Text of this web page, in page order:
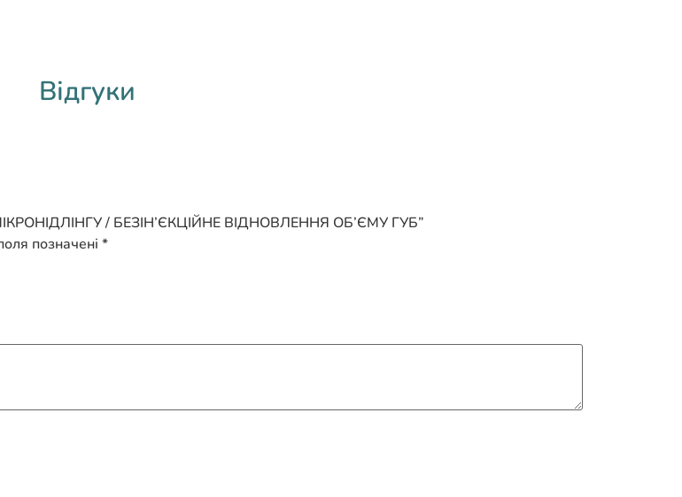
Відгуки
/ БЕЗІН’ЄКЦІЙНЕ ВІДНОВЛЕННЯ ОБ’ЄМУ ГУБ”
позначені *